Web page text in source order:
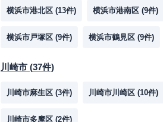
横浜市港北区 (13件) 横浜市港南区 (9件)
横浜市戸塚区 (9件) 横浜市鶴見区 (9件)
川崎市 (37件)
川崎市麻生区 (3件) 川崎市川崎区 (10件)
川崎市多摩区 (2件)